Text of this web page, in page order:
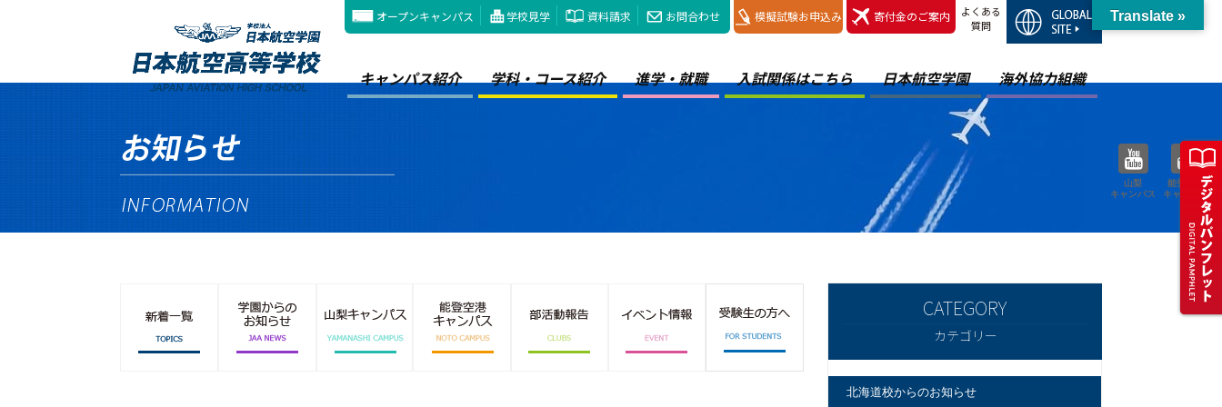
オープンキャンパス 学校見学 資料請求 お問合わせ 模擬試験お申込み 寄付金のご案内
よくある
質問
キャンパス紹介 学科・コース紹介 進学・就職 入試関係はこちら 日本航空学園 海外協力組織
山梨
キャンパス
能登空港
キャンパス
カテゴリー
北海道校からのお知らせ
Translate »